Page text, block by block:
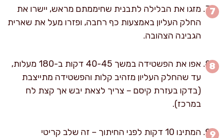
מזגו את הבלילה לתבנית שחיממתם מראש, יישרו את
החלק העליון באמצעות כף רחבה, ופזרו מעל את שארית
הגבינה הצהובה.
אפו את הפשטידה במשך 40-45 דקות ב-180 מעלות,
עד שהחלק העליון מזהיב קלות והפשטידה מתייצבת
(בדקו בעזרת קיסם – צריך לצאת יבש אך קצת לח
במרכז).
המתינו 10 דקות לפני החיתוך – זה שלב קריטי